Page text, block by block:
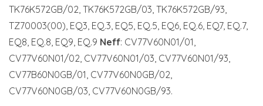
TK76K572GB/02, TK76K572GB/03, TK76K572GB/93,
TZ70003(00), EQ3, EQ.3, EQ5, EQ.5, EQ6, EQ.6, EQ7, EQ.7,
EQ8, EQ.8, EQ9, EQ.9 Neff: CV77V60N01/01,
CV77V60N01/02, CV77V60N01/03, CV77V60N01/93,
CV77B60N0GB/01, CV77V60N0GB/02,
CV77V60N0GB/03, CV77V60N0GB/93.